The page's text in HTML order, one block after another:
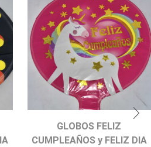
GLOBOS FELIZ
CUMPLEAÑOS y FELIZ DIA